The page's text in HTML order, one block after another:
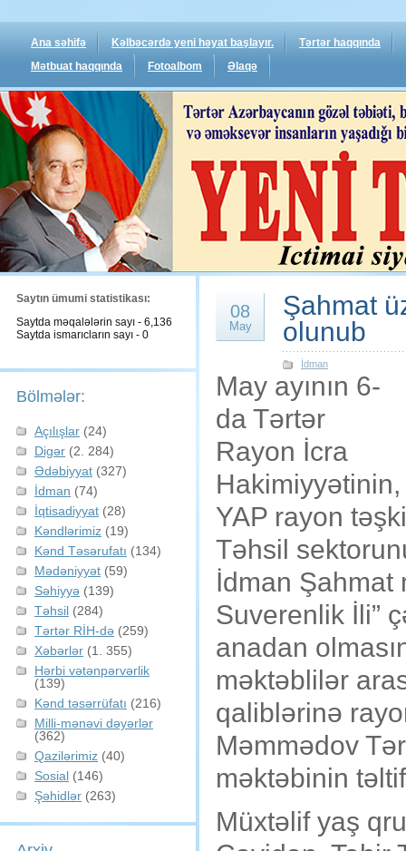
Ana səhifə Kəlbəcərdə yeni həyat başlayır.
Tərtər haqqında
Mətbuat haqqında
Fotoalbom Əlaqə
Saytın ümumi statistikası:
Saytda məqalələrin sayı - 6,136
Saytda ismarıcların sayı - 0
Bölmələr:
Açılışlar (24)
Digər (2. 284)
Ədəbiyyat (327)
İdman (74)
İqtisadiyyat (28)
Kəndlərimiz (19)
Kənd Təsərufatı (134)
Mədəniyyət (59)
Səhiyyə (139)
Təhsil (284)
Tərtər RİH-də (259)
Xəbərlər (1. 355)
Hərbi vətənpərvərlik
(139)
Kənd təsərrüfatı (216)
Milli-mənəvi dəyərlər
(362)
Qazilərimiz (40)
Sosial (146)
Şəhidlər (263)
08
May
Şahmat
olunub
İdman
May ayının 6-
da Tərtər
Rayon İcra
Hakimiyyətinin,
YAP rayon
Təhsil
İdman Şahmat
Suverenlik İli”
anadan
məktəblilər
qaliblərinə
Məmmədov
məktəbinin
Müxtəlif yaş